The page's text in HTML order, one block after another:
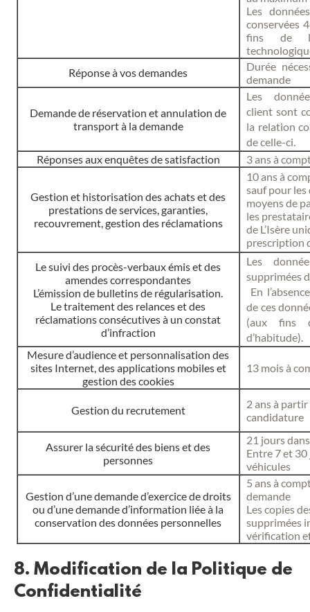
Les
conservées
fins de
Réponse à vos demandes
Durée
demande
Demande de réservation et annulation de
transport à la demande
Les
client sont
la relation
de celle-ci.
Réponses aux enquêtes de satisfaction
3 ans à
Gestion et historisation des achats et des
prestations de services, garanties,
recouvrement, gestion des réclamations
10 ans à
sauf pour les
moyens de
les
de L’Isère
prescription
Le suivi des procès-verbaux émis et des
amendes correspondantes
L’émission de bulletins de régularisation.
Le traitement des relances et des
réclamations consécutives à un constat
d’infraction
Les
supprimées
En
de ces
(aux fins
d’habitude).
Mesure d’audience et personnalisation des
sites Internet, des applications mobiles et
gestion des cookies
13 mois à
Gestion du recrutement
2 ans à
candidature
Assurer la sécurité des biens et des
personnes
21 jours
Entre 7 et
véhicules
Gestion d’une demande d’exercice de droits
ou d’une demande d’information liée à la
conservation des données personnelles
5 ans à
demande
Les copies
supprimées
vérification
8. Modification de la Politique de
Confidentialité